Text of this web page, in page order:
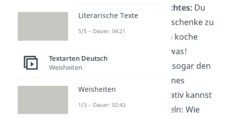
Etwas selbst Gemachtes:Du
findest gekaufte Geschenke zu
unpersönlich? Dann koche
oder backe doch etwas!
Vielleicht kennst du sogar den
Lieblingskuchen deines
Gegenübers. Alternativ kannst
du auch etwas basteln: Wie
Literarische Texte
5/5 – Dauer: 04:21
Textarten Deutsch
Weisheiten
Weisheiten
1/3 – Dauer: 02:43